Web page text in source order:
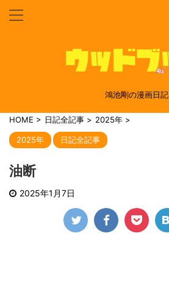
鴻池剛の漫画日記
HOME > 日記全記事 > 2025年 >
2025年 日記全記事
油断
2025年1月7日